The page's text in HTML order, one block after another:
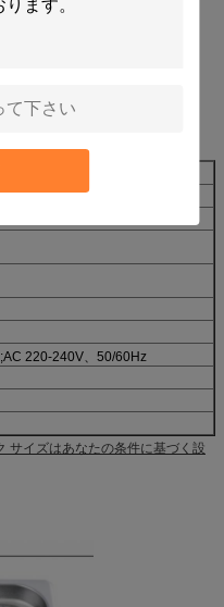
220-240V、50/60Hz
、TNT、EMS、ARAMEX、海
サイズはあなたの条件に基づく設